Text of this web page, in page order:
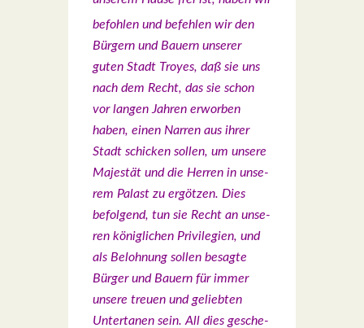
befoh­len und befeh­len wir den
Bür­gern und Bau­ern unse­rer
guten Stadt Troyes, daß sie uns
nach dem Recht, das sie schon
vor lan­gen Jah­ren erwor­ben
haben, einen Nar­ren aus ihrer
Stadt schi­cken sol­len, um unse­re
Majes­tät und die Her­ren in unse­
rem Palast zu ergöt­zen. Dies
befol­gend, tun sie Recht an unse­
ren könig­li­chen Pri­vi­le­gi­en, und
als Beloh­nung sol­len besag­te
Bür­ger und Bau­ern für immer
unse­re treu­en und gelieb­ten
Unter­ta­nen sein. All dies gesche­